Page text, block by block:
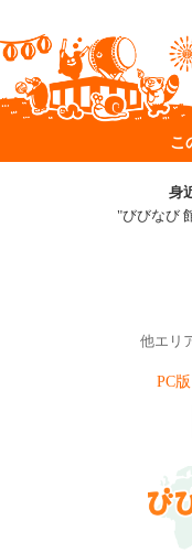
こ
身
"びびなび
他エリ
PC版